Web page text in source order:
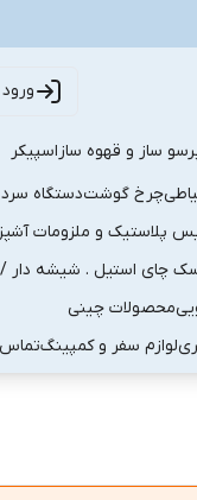
ساز و قهوه سازاسپیکر
چرخ گوشتدستگاه
پلاستیک و ملزومات
چای استیل . شیشه دار
محصولات چینی
لوازم سفر و کمپینگتماس